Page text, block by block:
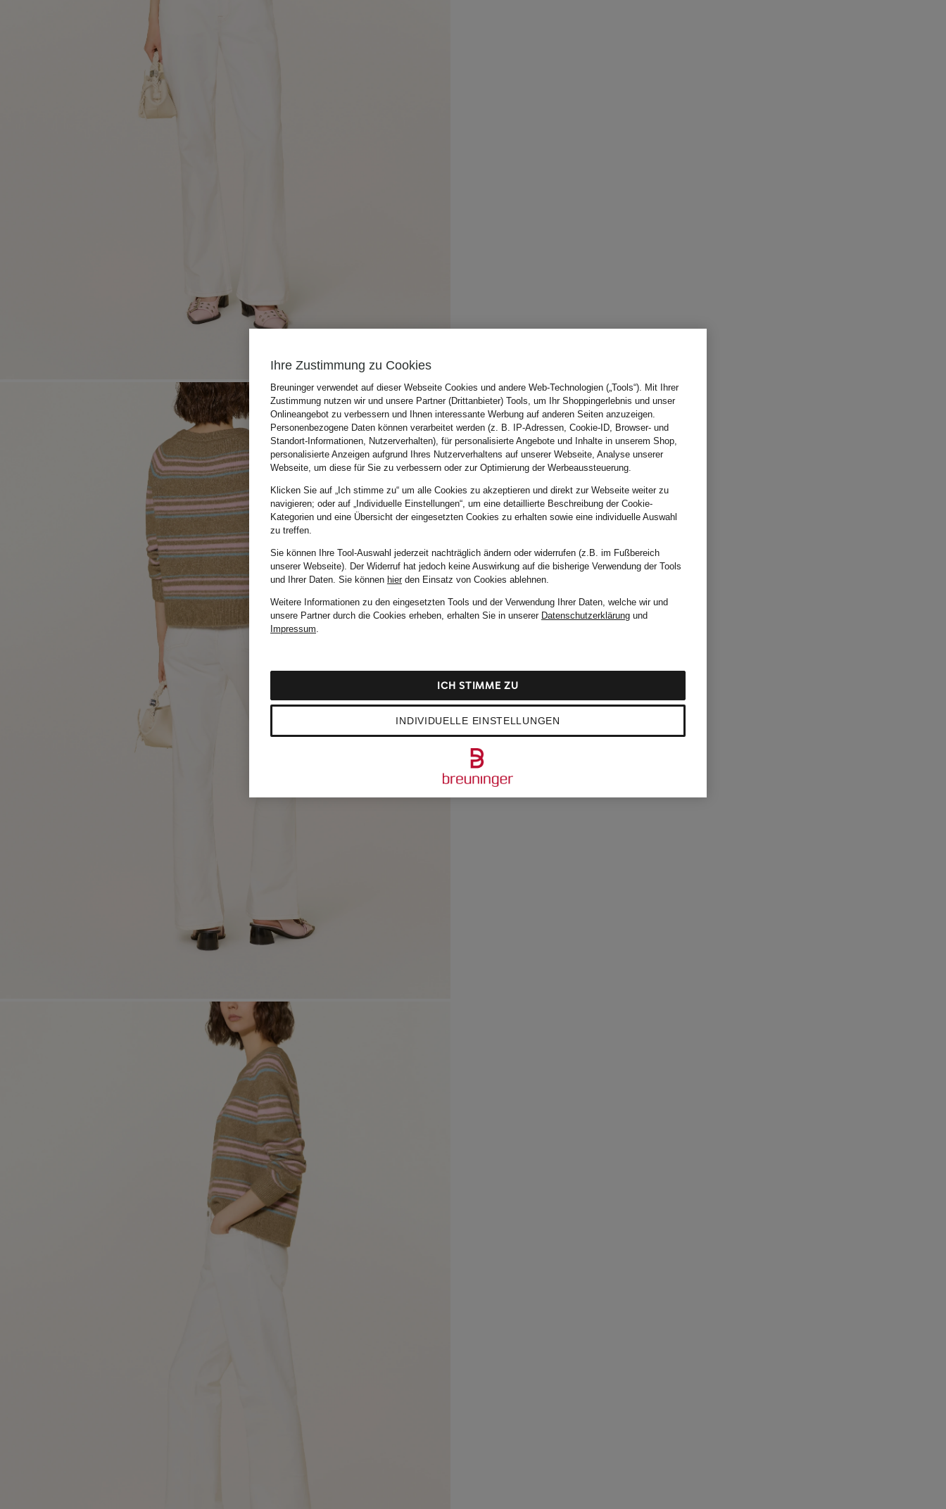
Ihre Zustimmung zu Cookies
Breuninger verwendet auf dieser Webseite Cookies und andere Web-Technologien („Tools“). Mit Ihrer
Zustimmung nutzen wir und unsere Partner (Drittanbieter) Tools, um Ihr Shoppingerlebnis und unser
Onlineangebot zu verbessern und Ihnen interessante Werbung auf anderen Seiten anzuzeigen.
Personenbezogene Daten können verarbeitet werden (z. B. IP-Adressen, Cookie-ID, Browser- und
Standort-Informationen, Nutzerverhalten), für personalisierte Angebote und Inhalte in unserem Shop,
personalisierte Anzeigen aufgrund Ihres Nutzerverhaltens auf unserer Webseite, Analyse unserer
Webseite, um diese für Sie zu verbessern oder zur Optimierung der Werbeaussteuerung.
Klicken Sie auf „Ich stimme zu“ um alle Cookies zu akzeptieren und direkt zur Webseite weiter zu
navigieren; oder auf „Individuelle Einstellungen“, um eine detaillierte Beschreibung der Cookie-
Kategorien und eine Übersicht der eingesetzten Cookies zu erhalten sowie eine individuelle Auswahl
zu treffen.
Sie können Ihre Tool-Auswahl jederzeit nachträglich ändern oder widerrufen (z.B. im Fußbereich
unserer Webseite). Der Widerruf hat jedoch keine Auswirkung auf die bisherige Verwendung der Tools
und Ihrer Daten. Sie können hierden Einsatz von Cookies ablehnen.
Weitere Informationen zu den eingesetzten Tools und der Verwendung Ihrer Daten, welche wir und
unsere Partner durch die Cookies erheben, erhalten Sie in unserer Datenschutzerklärung und
Impressum.
INDIVIDUELLE EINSTELLUNGEN
ICH STIMME ZU